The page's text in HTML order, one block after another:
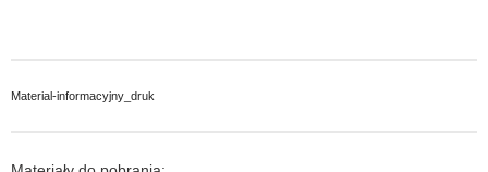
Material-informacyjny_druk